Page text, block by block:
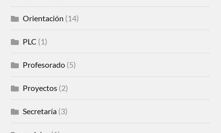
Orientación (14)
PLC (1)
Profesorado (5)
Proyectos (2)
Secretaría (3)